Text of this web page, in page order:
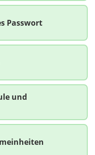
Passwort
und